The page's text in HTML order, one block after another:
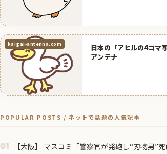
kaigai-antenna.com
日本の「アヒルの4コマ
アンテナ
POPULAR POSTS / ネットで話題の人気記事
01
【大阪】 マスコミ「警察官が発砲し“刃物男”死